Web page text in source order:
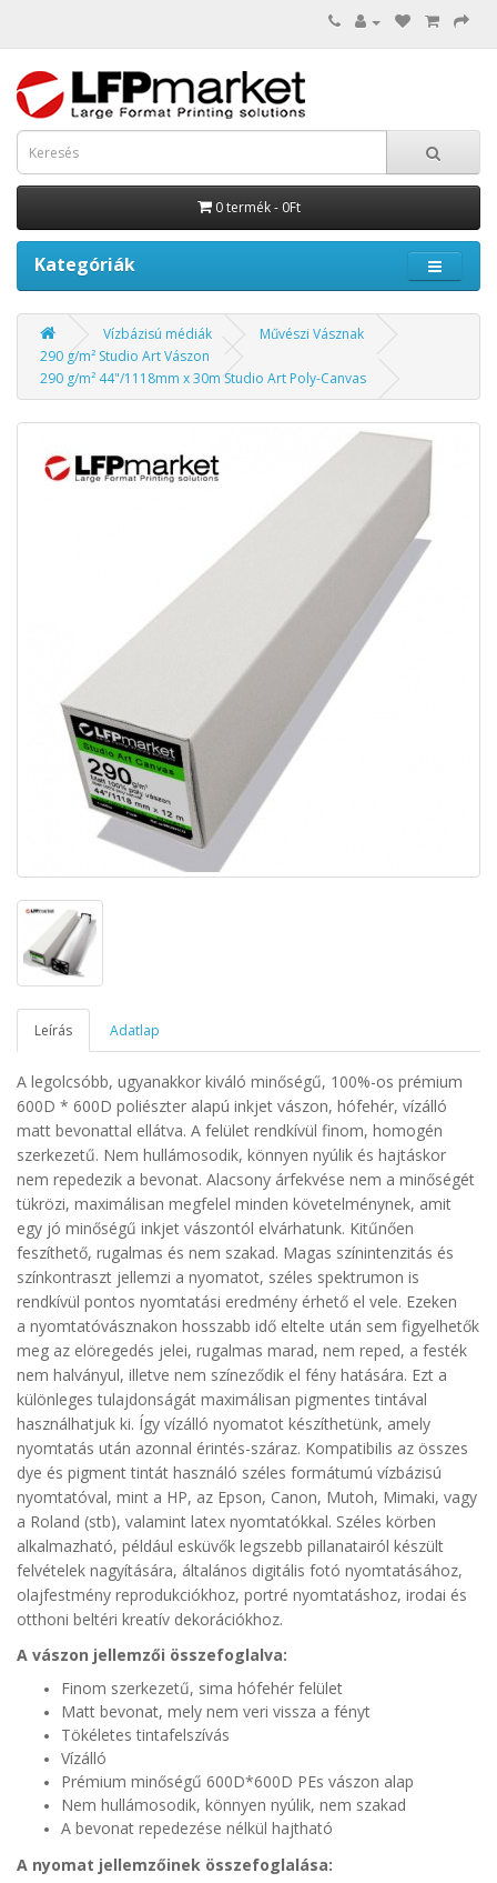
0 termék - 0Ft
Kategóriák
Vízbázisú médiák
Művészi Vásznak
290 g/m² Studio Art Vászon
290 g/m² 44"/1118mm x 30m Studio Art Poly-Canvas
Leírás Adatlap
A legolcsóbb, ugyanakkor kiváló minőségű, 100%-os prémium
600D * 600D poliészter alapú inkjet vászon, hófehér, vízálló
matt bevonattal ellátva. A felület rendkívül finom, homogén
szerkezetű. Nem hullámosodik, könnyen nyúlik és hajtáskor
nem repedezik a bevonat. Alacsony árfekvése nem a minőségét
tükrözi, maximálisan megfelel minden követelménynek, amit
egy jó minőségű inkjet vászontól elvárhatunk. Kitűnően
feszíthető, rugalmas és nem szakad. Magas színintenzitás és
színkontraszt jellemzi a nyomatot, széles spektrumon is
rendkívül pontos nyomtatási eredmény érhető el vele. Ezeken
a nyomtatóvásznakon hosszabb idő eltelte után sem figyelhetők
meg az elöregedés jelei, rugalmas marad, nem reped, a festék
nem halványul, illetve nem színeződik el fény hatására. Ezt a
különleges tulajdonságát maximálisan pigmentes tintával
használhatjuk ki. Így vízálló nyomatot készíthetünk, amely
nyomtatás után azonnal érintés-száraz. Kompatibilis az összes
dye és pigment tintát használó széles formátumú vízbázisú
nyomtatóval, mint a HP, az Epson, Canon, Mutoh, Mimaki, vagy
a Roland (stb), valamint latex nyomtatókkal. Széles körben
alkalmazható, például esküvők legszebb pillanatairól készült
felvételek nagyítására, általános digitális fotó nyomtatásához,
olajfestmény reprodukciókhoz, portré nyomtatáshoz, irodai és
otthoni beltéri kreatív dekorációkhoz.
A vászon jellemzői összefoglalva:
Finom szerkezetű, sima hófehér felület
Matt bevonat, mely nem veri vissza a fényt
Tökéletes tintafelszívás
Vízálló
Prémium minőségű 600D*600D PEs vászon alap
Nem hullámosodik, könnyen nyúlik, nem szakad
A bevonat repedezése nélkül hajtható
A nyomat jellemzőinek összefoglalása: